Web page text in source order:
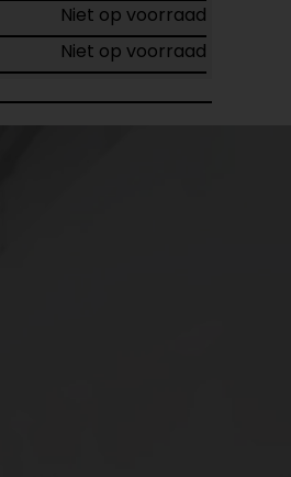
Niet op voorraad
Niet op voorraad